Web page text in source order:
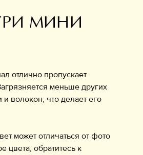
Избранное
МИНИ
отлично пропускает
меньше других
и волокон, что делает его
может отличаться от фото
цвета, обратитесь к